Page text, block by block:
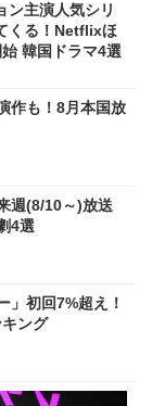
ン主演人気シリ
くる！Netflixほ
韓国ドラマ4選
作も！8月本国放
週(8/10～)放送
4選
」初回7%超え！
ング